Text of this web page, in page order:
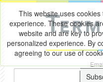
This website uses
experience. These cookies
website and are key to
personalized experience. By
agreeing to our use of